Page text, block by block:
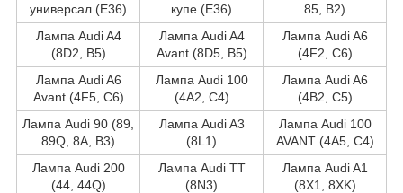
универсал (E36)
купе (E36)
85, B2)
Лампа Audi A4
(8D2, B5)
Лампа Audi A4
Avant (8D5, B5)
Лампа Audi A6
(4F2, C6)
Лампа Audi A6
Avant (4F5, C6)
Лампа Audi 100
(4A2, C4)
Лампа Audi A6
(4B2, C5)
Лампа Audi 90 (89,
89Q, 8A, B3)
Лампа Audi A3
(8L1)
Лампа Audi 100
AVANT (4A5, C4)
Лампа Audi 200
(44, 44Q)
Лампа Audi TT
(8N3)
Лампа Audi A1
(8X1, 8XK)